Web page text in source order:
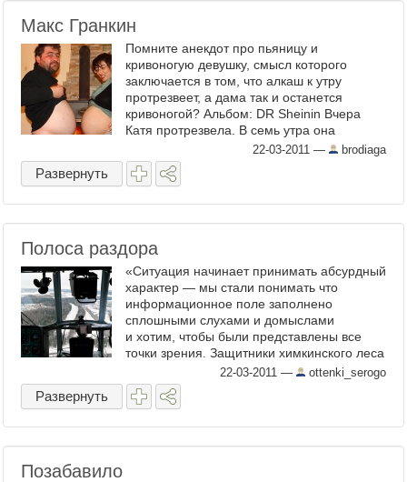
Макс Гранкин
Помните анекдот про пьяницу и
кривоногую девушку, смысл которого
заключается в том, что алкаш к утру
протрезвеет, а дама так и останется
кривоногой? Альбом: DR Sheinin Вчера
Катя протрезвела. В семь утра она
пришла, разбудила меня и сказала, ...
22-03-2011 — brodiaga
Развернуть
Полоса раздора
«Ситуация начинает принимать абсурдный
характер — мы стали понимать что
информационное поле заполнено
сплошными слухами и домыслами
и хотим, чтобы были представлены все
точки зрения. Защитники химкинского леса
очень активные ...22-03-2011 — ottenki_serogo
Развернуть
Позабавило